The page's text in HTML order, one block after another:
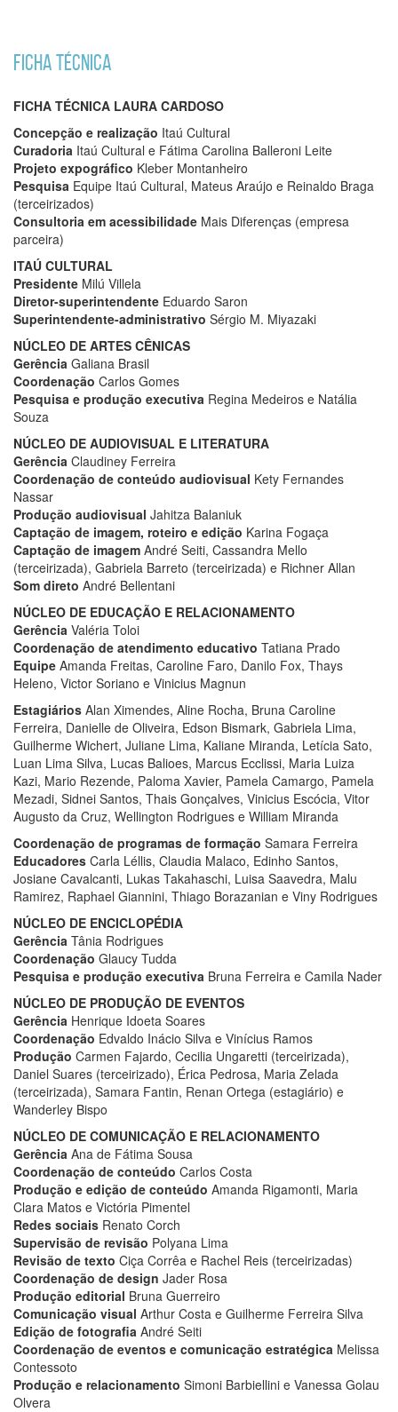
FICHA TÉCNICA
FICHA TÉCNICA LAURA CARDOSO
Concepção e realização Itaú Cultural
Curadoria Itaú Cultural e Fátima Carolina Balleroni Leite
Projeto expográfico Kleber Montanheiro
Pesquisa Equipe Itaú Cultural, Mateus Araújo e Reinaldo Braga
(terceirizados)
Consultoria em acessibilidade Mais Diferenças (empresa
parceira)
ITAÚ CULTURAL
Presidente Milú Villela
Diretor-superintendente Eduardo Saron
Superintendente-administrativo Sérgio M. Miyazaki
NÚCLEO DE ARTES CÊNICAS
Gerência Galiana Brasil
Coordenação Carlos Gomes
Pesquisa e produção executiva Regina Medeiros e Natália
Souza
NÚCLEO DE AUDIOVISUAL E LITERATURA
Gerência Claudiney Ferreira
Coordenação de conteúdo audiovisual Kety Fernandes
Nassar
Produção audiovisual Jahitza Balaniuk
Captação de imagem, roteiro e edição Karina Fogaça
Captação de imagem André Seiti, Cassandra Mello
(terceirizada), Gabriela Barreto (terceirizada) e Richner Allan
Som direto André Bellentani
NÚCLEO DE EDUCAÇÃO E RELACIONAMENTO
Gerência Valéria Toloi
Coordenação de atendimento educativo Tatiana Prado
Equipe Amanda Freitas, Caroline Faro, Danilo Fox, Thays
Heleno, Victor Soriano e Vinicius Magnun
Estagiários Alan Ximendes, Aline Rocha, Bruna Caroline
Ferreira, Danielle de Oliveira, Edson Bismark, Gabriela Lima,
Guilherme Wichert, Juliane Lima, Kaliane Miranda, Letícia Sato,
Luan Lima Silva, Lucas Balioes, Marcus Ecclissi, Maria Luiza
Kazi, Mario Rezende, Paloma Xavier, Pamela Camargo, Pamela
Mezadi, Sidnei Santos, Thais Gonçalves, Vinicius Escócia, Vitor
Augusto da Cruz, Wellington Rodrigues e William Miranda
Coordenação de programas de formação Samara Ferreira
Educadores Carla Léllis, Claudia Malaco, Edinho Santos,
Josiane Cavalcanti, Lukas Takahaschi, Luisa Saavedra, Malu
Ramirez, Raphael Giannini, Thiago Borazanian e Viny Rodrigues
NÚCLEO DE ENCICLOPÉDIA
Gerência Tânia Rodrigues
Coordenação Glaucy Tudda
Pesquisa e produção executiva Bruna Ferreira e Camila Nader
NÚCLEO DE PRODUÇÃO DE EVENTOS
Gerência Henrique Idoeta Soares
Coordenação Edvaldo Inácio Silva e Vinícius Ramos
Produção Carmen Fajardo, Cecilia Ungaretti (terceirizada),
Daniel Suares (terceirizado), Érica Pedrosa, Maria Zelada
(terceirizada), Samara Fantin, Renan Ortega (estagiário) e
Wanderley Bispo
NÚCLEO DE COMUNICAÇÃO E RELACIONAMENTO
Gerência Ana de Fátima Sousa
Coordenação de conteúdo Carlos Costa
Produção e edição de conteúdo Amanda Rigamonti, Maria
Clara Matos e Victória Pimentel
Redes sociais Renato Corch
Supervisão de revisão Polyana Lima
Revisão de texto Ciça Corrêa e Rachel Reis (terceirizadas)
Coordenação de design Jader Rosa
Produção editorial Bruna Guerreiro
Comunicação visual Arthur Costa e Guilherme Ferreira Silva
Edição de fotografia André Seiti
Coordenação de eventos e comunicação estratégica Melissa
Contessoto
Produção e relacionamento Simoni Barbiellini e Vanessa Golau
Olvera